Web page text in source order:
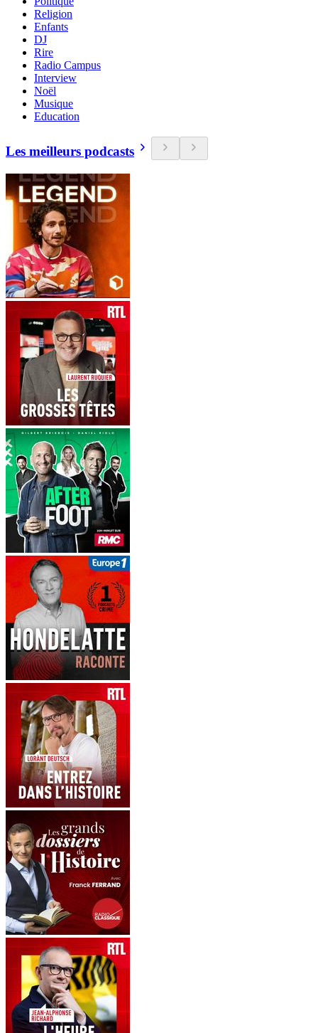
Religion
Enfants
DJ
Rire
Radio Campus
Interview
Noël
Musique
Education
Les meilleurs podcasts